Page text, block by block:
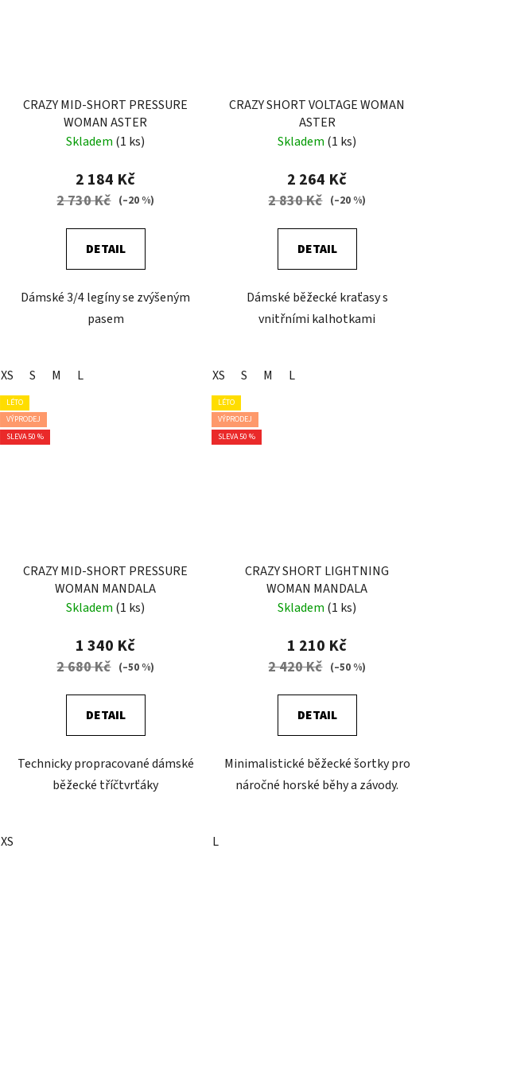
CRAZY MID-SHORT PRESSURE
WOMAN ASTER
Skladem (1 ks)
2 184 Kč
2 730 Kč (–20 %)
DETAIL
Dámské 3/4 legíny se zvýšeným
pasem
XS S M L
CRAZY SHORT VOLTAGE WOMAN
ASTER
Skladem (1 ks)
2 264 Kč
2 830 Kč (–20 %)
DETAIL
Dámské běžecké kraťasy s
vnitřními kalhotkami
XS S M L
LÉTO
VÝPRODEJ
SLEVA 50 %
CRAZY MID-SHORT PRESSURE
WOMAN MANDALA
Skladem (1 ks)
1 340 Kč
2 680 Kč (–50 %)
DETAIL
Technicky propracované dámské
běžecké tříčtvrťáky
XS
LÉTO
VÝPRODEJ
SLEVA 50 %
CRAZY SHORT LIGHTNING
WOMAN MANDALA
Skladem (1 ks)
1 210 Kč
2 420 Kč (–50 %)
DETAIL
Minimalistické běžecké šortky pro
náročné horské běhy a závody.
L